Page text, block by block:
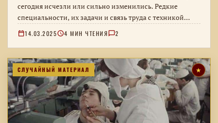
сегодня исчезли или сильно изменились. Редкие
специальности, их задачи и связь труда с техникой…
14.03.2025 4 МИН ЧТЕНИЯ 2
СЛУЧАЙНЫЙ МАТЕРИАЛ ★